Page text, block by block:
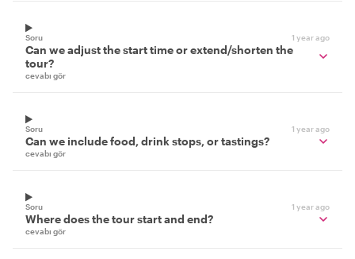
Soru 1 year ago
Can we adjust the start time or extend/shorten the
tour?
cevabı gör
Soru 1 year ago
Can we include food, drink stops, or tastings?
cevabı gör
Soru 1 year ago
Where does the tour start and end?
cevabı gör